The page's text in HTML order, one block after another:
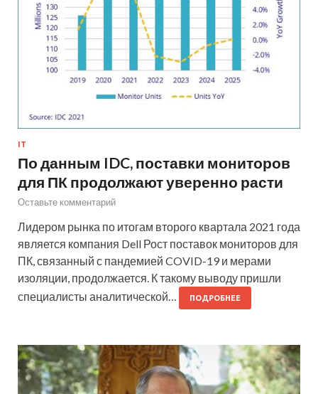
IT
По данным IDC, поставки мониторов
для ПК продолжают уверенно расти
Оставьте комментарий
Лидером рынка по итогам второго квартала 2021 года
является компания Dell Рост поставок мониторов для
ПК, связанный с пандемией COVID-19 и мерами
изоляции, продолжается. К такому выводу пришли
специалисты аналитической…
ПОДРОБНЕЕ